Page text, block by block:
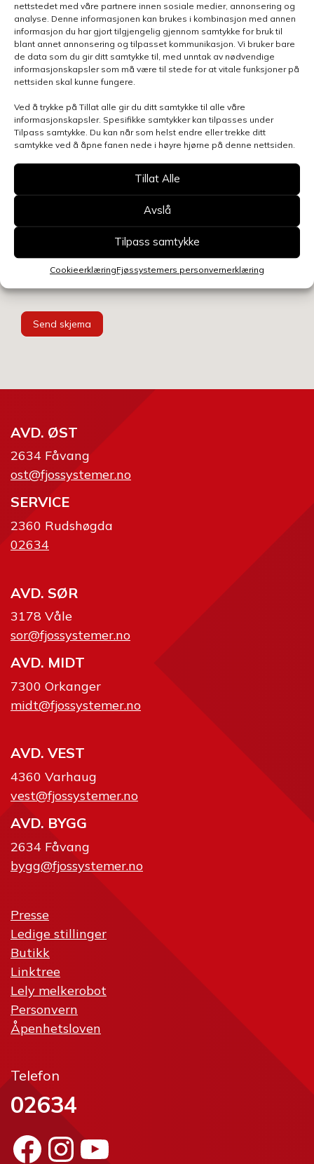
nettstedet med våre partnere innen sosiale medier, annonsering og
analyse. Denne informasjonen kan brukes i kombinasjon med annen
informasjon du har gjort tilgjengelig gjennom samtykke for bruk til
blant annet annonsering og tilpasset kommunikasjon. Vi bruker bare
de data som du gir ditt samtykke til, med unntak av nødvendige
informasjonskapsler som må være til stede for at vitale funksjoner på
nettsiden skal kunne fungere.
Ved å trykke på Tillat alle gir du ditt samtykke til alle våre
informasjonskapsler. Spesifikke samtykker kan tilpasses under
Tilpass samtykke. Du kan når som helst endre eller trekke ditt
samtykke ved å åpne fanen nede i høyre hjørne på denne nettsiden.
Tillat Alle
Avslå
Tilpass samtykke
CookieerklæringFjøssystemers personvernerklæring
Send skjema
AVD. ØST
2634 Fåvang
ost@fjossystemer.no
SERVICE
2360 Rudshøgda
02634
AVD. SØR
3178 Våle
sor@fjossystemer.no
AVD. MIDT
7300 Orkanger
midt@fjossystemer.no
AVD. VEST
4360 Varhaug
vest@fjossystemer.no
AVD. BYGG
2634 Fåvang
bygg@fjossystemer.no
Presse
Ledige stillinger
Butikk
Linktree
Lely melkerobot
Personvern
Åpenhetsloven
Telefon
02634
Facebook
Instagram
YouTube